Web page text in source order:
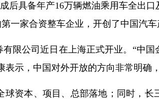
具备年产16万辆燃油乘用车全出口
一家合资整车企业，开创了中国汽车
限公司近日在上海正式开业。“中国
示，中国对外开放的方向非常明确
资本、项目、总部落地；同时，长